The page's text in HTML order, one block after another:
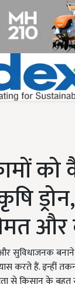
और
सुविधाजनक
करते हैं. इन्हीं